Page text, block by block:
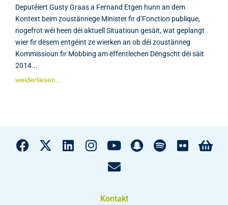
Deputéiert Gusty Graas a Fernand Etgen hunn an dem
Kontext beim zoustännege Minister fir d’Fonction publique,
nogefrot wéi heen déi aktuell Situatioun gesäit, wat geplangt
wier fir dësem entgéint ze wierken an ob déi zoustänneg
Kommissioun fir Mobbing am ëffentlechen Déngscht déi säit
2014...
weiderliesen...
Kontakt